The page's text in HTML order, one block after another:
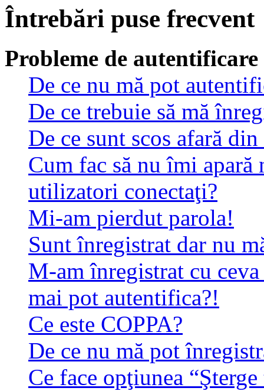
Întrebări puse frecvent
Probleme de
De ce nu mă pot
De ce trebuie să mă
De ce sunt scos afară
Cum fac să nu îmi
utilizatori conectaţi?
Mi-am pierdut parola!
Sunt înregistrat dar nu
M-am înregistrat cu
mai pot autentifica?!
Ce este COPPA?
De ce nu mă pot
Ce face opţiunea